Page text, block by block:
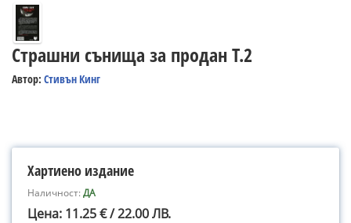
Страшни сънища за продан Т.2
Автор: Стивън Кинг
Хартиено издание
Наличност:ДА
Цена: 11.25 € / 22.00 ЛВ.